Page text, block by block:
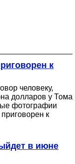
к
человеку,
долларов у Тома
фотографии
к
в июне